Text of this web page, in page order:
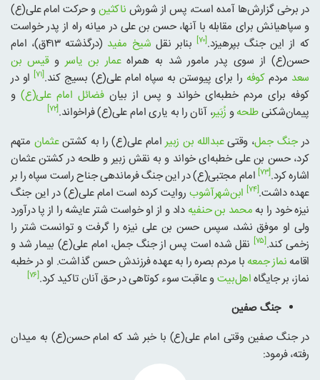
در برخی گزارش‌ها آمده است، پس از شورش ناکثینو حرکت امام علی(ع)
و سپاهیانش برای مقابله با آنها، حسن بن علی در میانه راه از پدر خواست
که از این جنگ بپرهیزد.[۷۰] بنابر نقل شیخ مفید
(درگذشته ۴۱۳ق)، امام
حسن(ع) از سوی پدر مامور شد به همراهعمار بن یاسر وقیس بن
سعد مردمکوفه را برای پیوستن به سپاه امام علی(ع) بسیج کند.[۷۱]
او در
کوفه برای مردم خطبه‌ای خواند و پس از بیانفضائل امام علی(ع)و
پیمان‌شکنیطلحه‌و زُبَیر، آنان را به یاری امام علی(ع) فراخواند.[۷۲]
درجنگ جمل، وقتیعبدالله بن زبیرامام علی(ع) را به کشتنعثمان متهم
کرد، حسن بن علی خطبه‌ای خواند و به نقش زبیر و طلحه در کشتن عثمان
اشاره کرد.[۷۳]
امام مجتبی(ع) در این جنگ فرماندهی جناح راست سپاه را بر
عهده داشت.[۷۴] ابن‌شهرآشوب روایت کرده است امام علی(ع) در این جنگ
نیزه خود را به محمد بن حنفیه داد و از او خواست شتر عایشه را از پا درآورد
ولی او موفق نشد، سپس حسن بن علی نیزه را گرفت و توانست شتر را
زخمی کند.[۷۵]
نقل شده است پس از جنگ جمل، امام علی(ع) بیمار شد و
اقامه نماز جمعه با مردم بصره را به عهده فرزندش حسن گذاشت. او در خطبه
نماز، بر جایگاهاهل‌بیتو عاقبت سوء کوتاهی در حق آنان تاکید کرد.[۷۶]
جنگ صفین
در جنگ صفین وقتی امام علی(ع) با خبر شد که امام حسن(ع) به میدان
رفته، فرمود: